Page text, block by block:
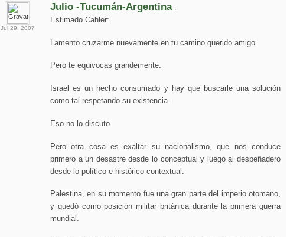
Jul 29, 2007
Julio -Tucumán-Argentina↓
Estimado Cahler:
Lamento cruzarme nuevamente en tu camino querido amigo.
Pero te equivocas grandemente.
Israel es un hecho consumado y hay que buscarle una solución
como tal respetando su existencia.
Eso no lo discuto.
Pero otra cosa es exaltar su nacionalismo, que nos conduce
primero a un desastre desde lo conceptual y luego al despeñadero
desde lo político e histórico-contextual.
Palestina, en su momento fue una gran parte del imperio otomano,
y quedó como posición militar británica durante la primera guerra
mundial.